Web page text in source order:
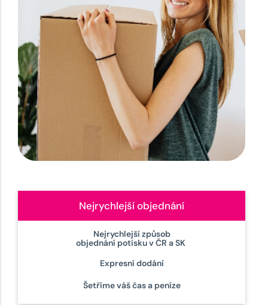
Nejrychlejší objednání
Nejrychlejší způsob
objednání potisku v ČR a SK
Expresní dodání
Šetříme váš čas a peníze